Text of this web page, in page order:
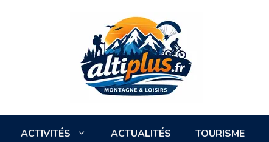
ACTIVITÉS ACTUALITÉS TOURISME